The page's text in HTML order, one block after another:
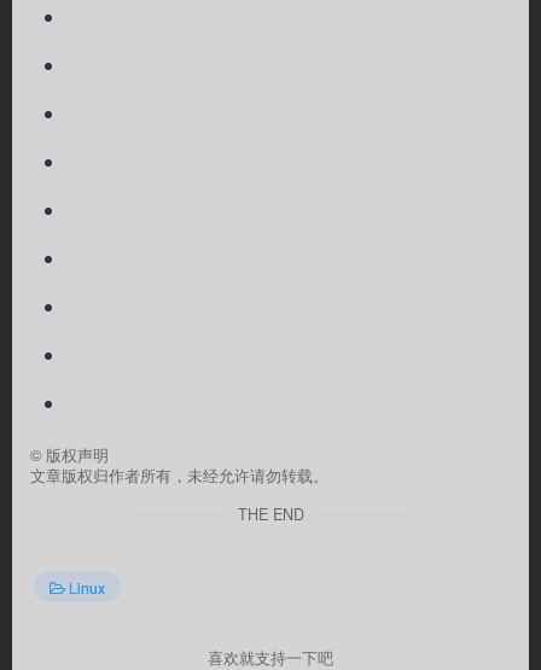
© 版权声明
文章版权归作者所有，未经允许请勿转载。
THE END
Linux
喜欢就支持一下吧